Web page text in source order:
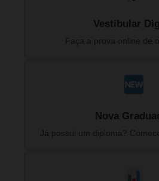
Vestibular
Faça a prova online de
Nova
Já possui um diploma?